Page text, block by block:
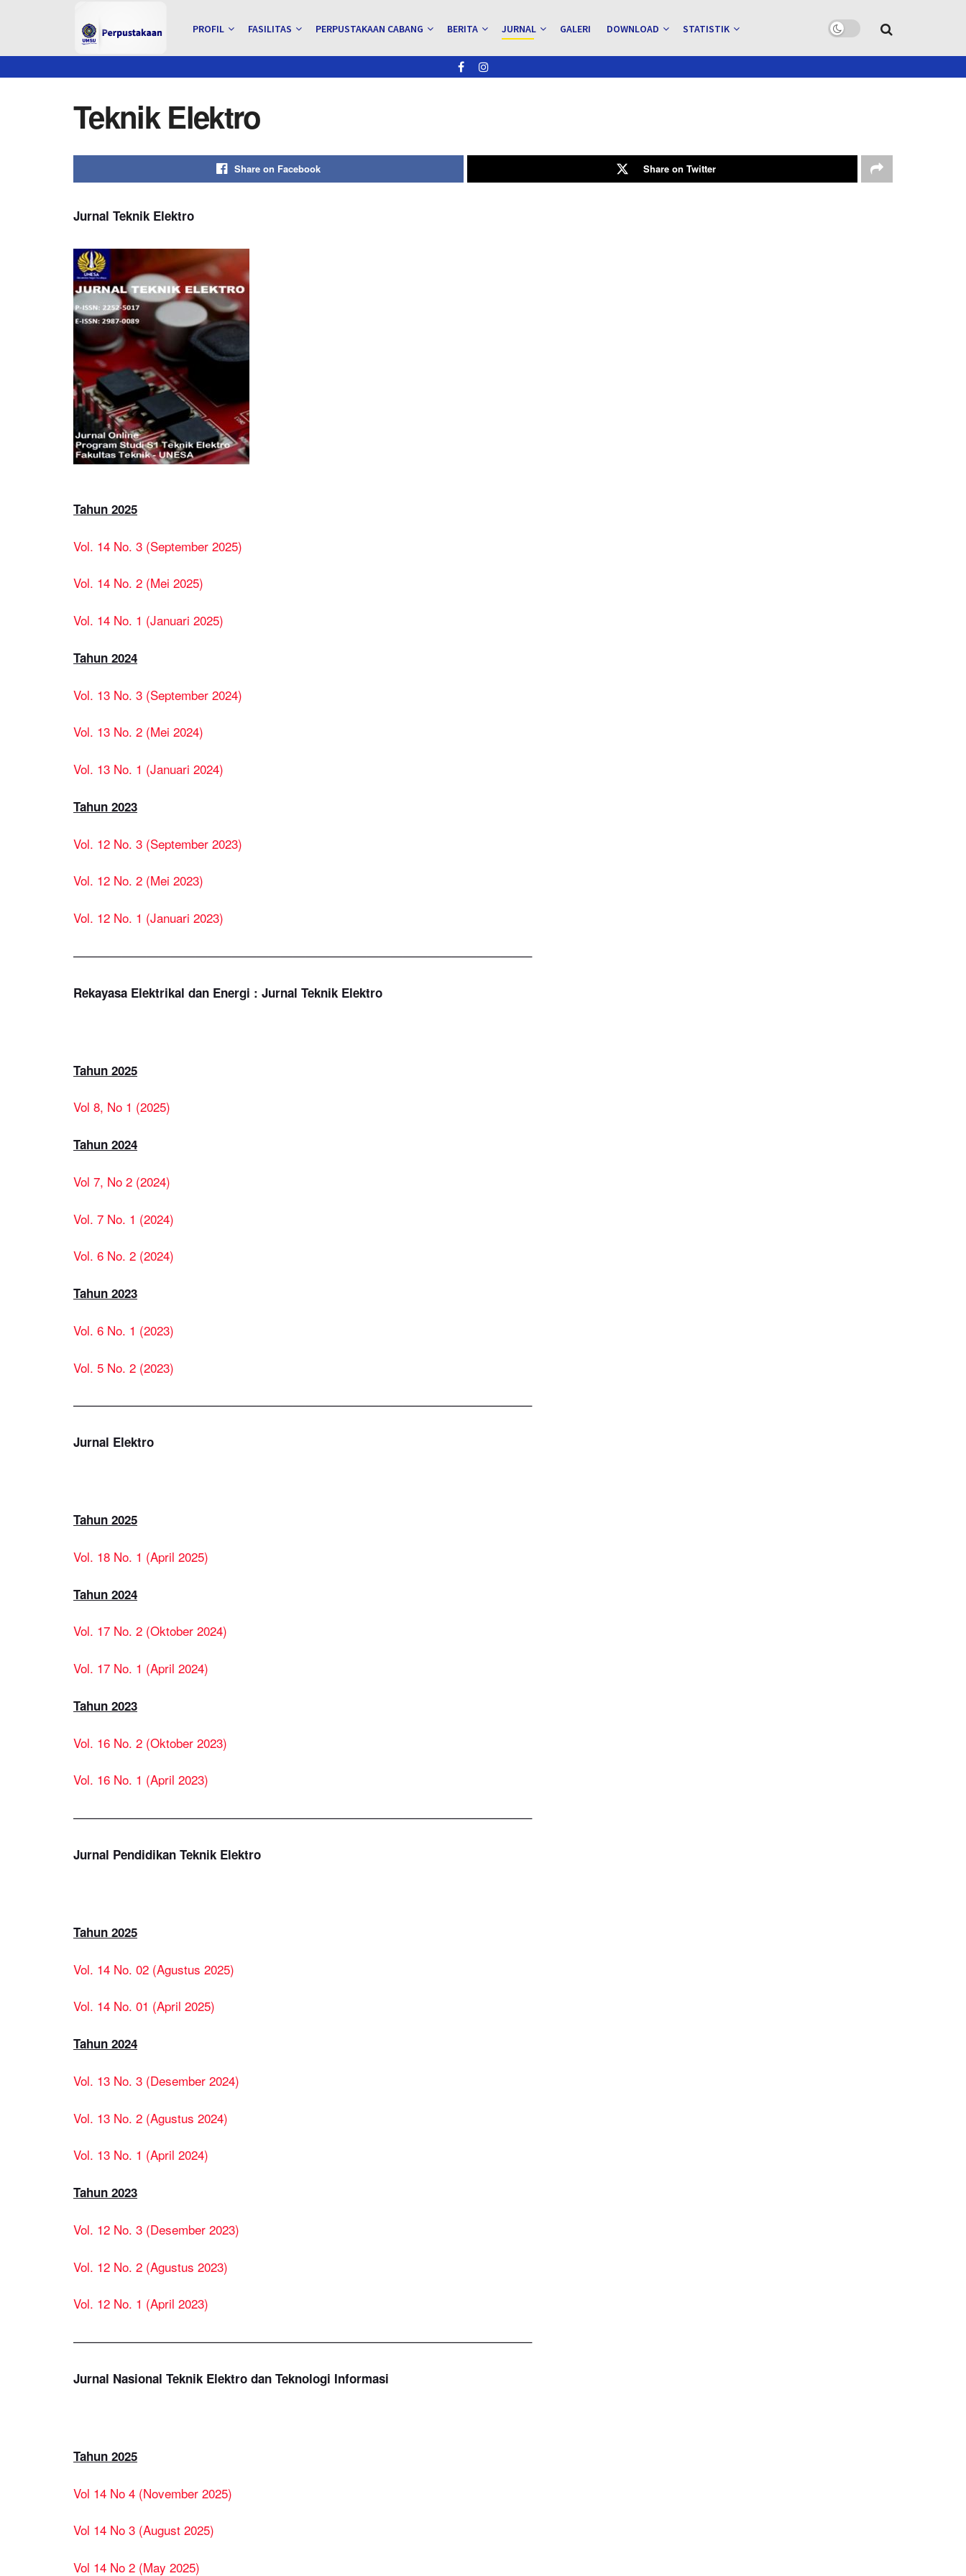
PROFIL FASILITAS PERPUSTAKAAN CABANG BERITA JURNAL GALERI DOWNLOAD STATISTIK
Teknik Elektro
Share on Facebook Share on Twitter
Jurnal Teknik Elektro
Tahun 2025
Vol. 14 No. 3 (September 2025)
Vol. 14 No. 2 (Mei 2025)
Vol. 14 No. 1 (Januari 2025)
Tahun 2024
Vol. 13 No. 3 (September 2024)
Vol. 13 No. 2 (Mei 2024)
Vol. 13 No. 1 (Januari 2024)
Tahun 2023
Vol. 12 No. 3 (September 2023)
Vol. 12 No. 2 (Mei 2023)
Vol. 12 No. 1 (Januari 2023)
—————————————————————————————————————–
Rekayasa Elektrikal dan Energi : Jurnal Teknik Elektro
Tahun 2025
Vol 8, No 1 (2025)
Tahun 2024
Vol 7, No 2 (2024)
Vol. 7 No. 1 (2024)
Vol. 6 No. 2 (2024)
Tahun 2023
Vol. 6 No. 1 (2023)
Vol. 5 No. 2 (2023)
—————————————————————————————————————–
Jurnal Elektro
Tahun 2025
Vol. 18 No. 1 (April 2025)
Tahun 2024
Vol. 17 No. 2 (Oktober 2024)
Vol. 17 No. 1 (April 2024)
Tahun 2023
Vol. 16 No. 2 (Oktober 2023)
Vol. 16 No. 1 (April 2023)
—————————————————————————————————————–
Jurnal Pendidikan Teknik Elektro
Tahun 2025
Vol. 14 No. 02 (Agustus 2025)
Vol. 14 No. 01 (April 2025)
Tahun 2024
Vol. 13 No. 3 (Desember 2024)
Vol. 13 No. 2 (Agustus 2024)
Vol. 13 No. 1 (April 2024)
Tahun 2023
Vol. 12 No. 3 (Desember 2023)
Vol. 12 No. 2 (Agustus 2023)
Vol. 12 No. 1 (April 2023)
—————————————————————————————————————–
Jurnal Nasional Teknik Elektro dan Teknologi Informasi
Tahun 2025
Vol 14 No 4 (November 2025)
Vol 14 No 3 (August 2025)
Vol 14 No 2 (May 2025)